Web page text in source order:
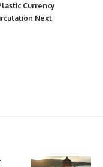
Currency
Next